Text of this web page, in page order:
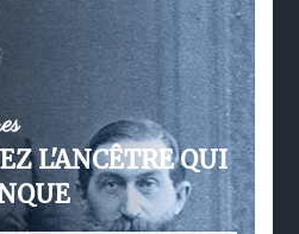
L'ANCÊTRE QUI